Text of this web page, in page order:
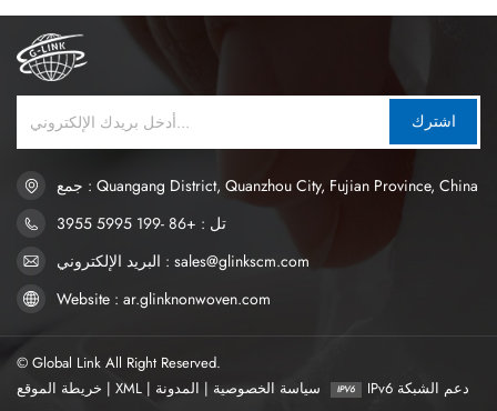
البول بسرعة لتجنب التسرب أو الأكزيما.2. الراحةالنعومة: يجب أن
يكون سطح وبطانة حفاضات البالغين ناعمة ومريحة لتجنب الاحتكاك
بالجلد ومنع انزعاج الجلد أو الضرر الناجم عن التآكل طويل الأمد.
عمومًا، سبونبوند أقمشة غير منسوجة أو يتم استخدام القماش غير
يكون تصميم الخصر والساق مرنًا بما يكفي ليناسب الجسم بشكل
أفضل، ويوفر الراحة، ويقلل من تسرب البول الناتج عن الضيق غير
المناسب.تصميم بدون درز: تصميم درز سلس أو سلس يمكن أن
يقلل الاحتكاك والانزعاج، ويتجنب تلف الجلد، خاصة لكبار السن أو
المستخدمين ذوي البشرة الحساسة.3. التهويةطبقة قابلة للتنفس:
ما إذا كانت هناك فتحات تهوية لضمان دوران الهواء وتقليل تراكم
الرطوبة وتجنب الأمراض الجلدية والروائح الكريهة.تصميم مانع
اشترك
جمع : Quangang District, Quanzhou City, Fujian Province, China
تل : +86 -199 5995 3955
البريد الإلكتروني : sales@glinkscm.com
Website : ar.glinknonwoven.com
© Global Link All Right Reserved.
خريطة الموقع | XML | المدونة | سياسة الخصوصية IPv6 دعم الشبكة